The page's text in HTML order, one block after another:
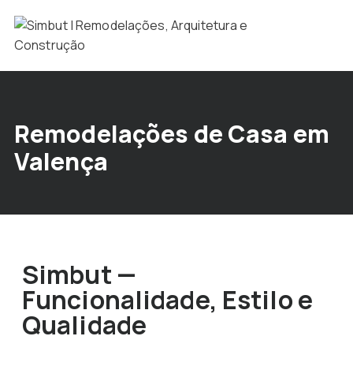
Remodelações de Casa em
Valença
Simbut —
Funcionalidade, Estilo e
Qualidade